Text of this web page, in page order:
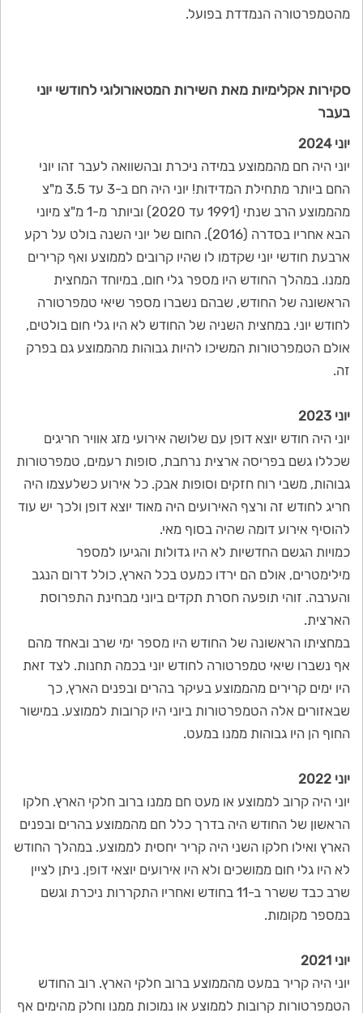
מהטמפרטורה הנמדדת בפועל.
סקירות אקלימיות מאת השירות המטאורולוגי לחודשי יוני
בעבר
יוני 2024
יוני היה חם מהממוצע במידה ניכרת ובהשוואה לעבר זהו יוני
החם ביותר מתחילת המדידות! יוני היה חם ב-3 עד 3.5 מ"צ
מהממוצע הרב שנתי (1991 עד 2020) וביותר מ-1 מ"צ מיוני
הבא אחריו בסדרה (2016). החום של יוני השנה בולט על רקע
ארבעת חודשי יוני שקדמו לו שהיו קרובים לממוצע ואף קרירים
ממנו. במהלך החודש היו מספר גלי חום, במיוחד המחצית
הראשונה של החודש, שבהם נשברו מספר שיאי טמפרטורה
לחודש יוני. במחצית השניה של החודש לא היו גלי חום בולטים,
אולם הטמפרטורות המשיכו להיות גבוהות מהממוצע גם בפרק
זה.
יוני 2023
יוני היה חודש יוצא דופן עם שלושה אירועי מזג אוויר חריגים
שכללו גשם בפריסה ארצית נרחבת, סופות רעמים, טמפרטורות
גבוהות, משבי רוח חזקים וסופות אבק. כל אירוע כשלעצמו היה
חריג לחודש זה ורצף האירועים היה מאוד יוצא דופן ולכך יש עוד
להוסיף אירוע דומה שהיה בסוף מאי.
כמויות הגשם החדשיות לא היו גדולות והגיעו למספר
מילימטרים, אולם הם ירדו כמעט בכל הארץ, כולל דרום הנגב
והערבה. זוהי תופעה חסרת תקדים ביוני מבחינת התפרוסת
הארצית.
במחציתו הראשונה של החודש היו מספר ימי שרב ובאחד מהם
אף נשברו שיאי טמפרטורה לחודש יוני בכמה תחנות. לצד זאת
היו ימים קרירים מהממוצע בעיקר בהרים ובפנים הארץ, כך
שבאזורים אלה הטמפרטורות ביוני היו קרובות לממוצע. במישור
החוף הן היו גבוהות ממנו במעט.
יוני 2022
יוני היה קרוב לממוצע או מעט חם ממנו ברוב חלקי הארץ. חלקו
הראשון של החודש היה בדרך כלל חם מהממוצע בהרים ובפנים
הארץ ואילו חלקו השני היה קריר יחסית לממוצע. במהלך החודש
לא היו גלי חום ממושכים ולא היו אירועים יוצאי דופן. ניתן לציין
שרב כבד ששרר ב-11 בחודש ואחריו התקררות ניכרת וגשם
במספר מקומות.
יוני 2021
יוני היה קריר במעט מהממוצע ברוב חלקי הארץ. רוב החודש
הטמפרטורות קרובות לממוצע או נמוכות ממנו וחלק מהימים אף